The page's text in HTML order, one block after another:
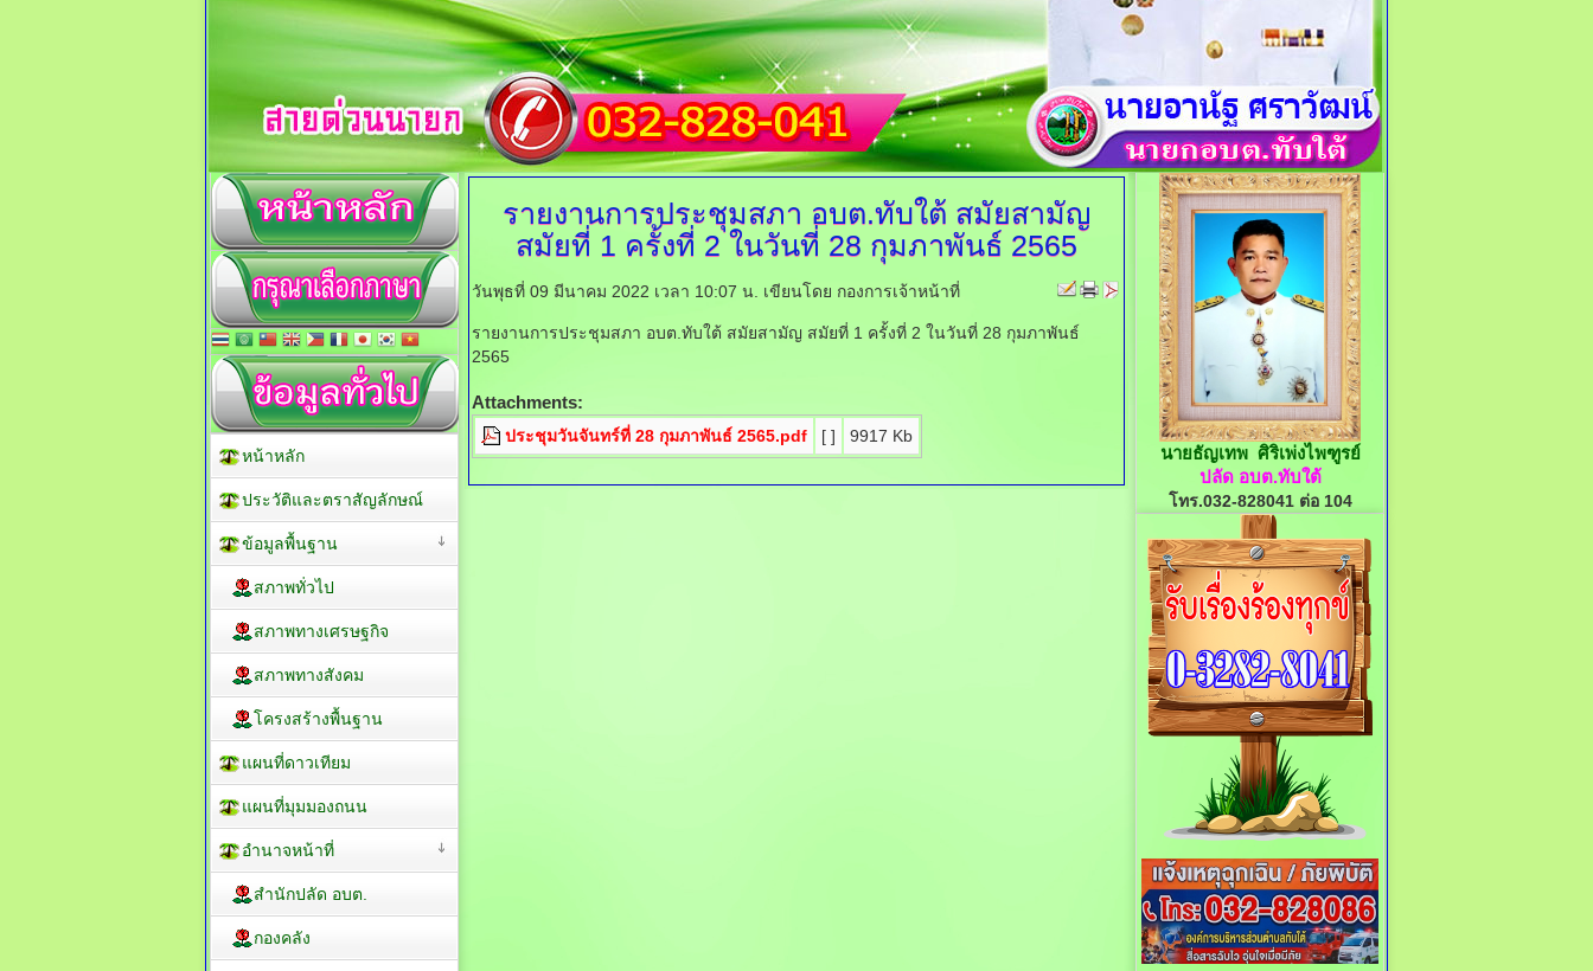
รายงานการประชุมสภา อบต.ทับใต้ สมัยสามัญ
สมัยที่ 1 ครั้งที่ 2 ในวันที่ 28 กุมภาพันธ์ 2565
วันพุธที่ 09 มีนาคม 2022 เวลา 10:07 น. เขียนโดย กองการเจ้าหน้าที่
รายงานการประชุมสภา อบต.ทับใต้ สมัยสามัญ สมัยที่ 1 ครั้งที่ 2 ในวันที่ 28 กุมภาพันธ์
2565
Attachments:
ประชุมวันจันทร์ที่ 28 กุมภาพันธ์ 2565.pdf [ ]
9917 Kb
หน้าหลัก
ประวัติและตราสัญลักษณ์
ข้อมูลพื้นฐาน
สภาพทั่วไป
สภาพทางเศรษฐกิจ
สภาพทางสังคม
โครงสร้างพื้นฐาน
แผนที่ดาวเทียม
แผนที่มุมมองถนน
อำนาจหน้าที่
สำนักปลัด อบต.
กองคลัง
นายธัญเทพ ศิริเพ่งไพฑูรย์
ปลัด อบต.ทับใต้
โทร.032-828041 ต่อ 104